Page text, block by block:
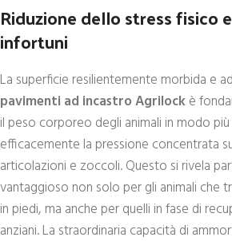
Riduzione dello stress fisico
infortuni
La superficie resilientemente morbida e
pavimenti ad incastro Agrilockè
il peso corporeo degli animali in modo
efficacemente la pressione concentrata
articolazioni e zoccoli. Questo si rivela
vantaggioso non solo per gli animali che
in piedi, ma anche per quelli in fase di
anziani. La straordinaria capacità di